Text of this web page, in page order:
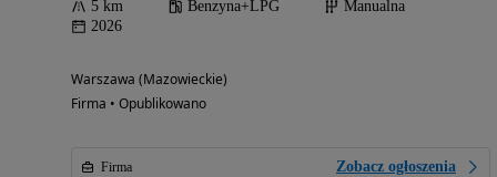
5 km Benzyna+LPG
Manualna
2026
Warszawa (Mazowieckie)
Firma • Opublikowano
Firma Zobacz ogłoszenia